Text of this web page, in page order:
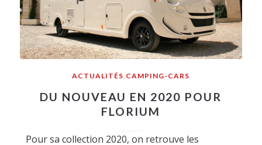
ACTUALITÉS, CAMPING-CARS
DU NOUVEAU EN 2020 POUR
FLORIUM
Pour sa collection 2020, on retrouve les